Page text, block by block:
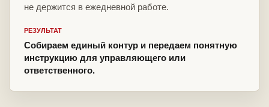
не держится в ежедневной работе.
РЕЗУЛЬТАТ
Собираем единый контур и передаем понятную
инструкцию для управляющего или
ответственного.